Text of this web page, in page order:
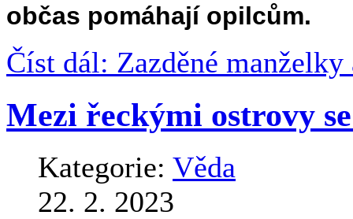
občas pomáhají opilcům.
Číst dál: Zazděné manželky
Mezi řeckými ostrovy
Kategorie: Věda
22. 2. 2023